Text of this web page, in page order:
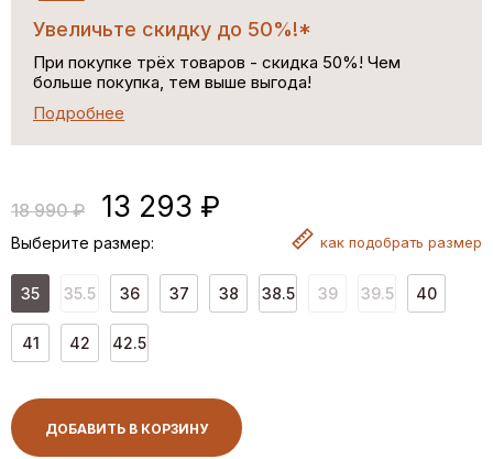
Увеличьте скидку до 50%!*
При покупке трёх товаров - скидка 50%! Чем
больше покупка, тем выше выгода!
Подробнее
18 990 ₽ 13 293 ₽
Выберите размер: как подобрать размер
35 35.5 36 37 38 38.5 39 39.5 40
41 42 42.5
ДОБАВИТЬ В КОРЗИНУ